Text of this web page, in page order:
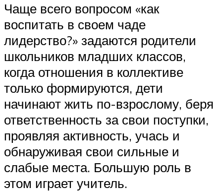
Чаще всего вопросом «как
воспитать в своем чаде
лидерство?» задаются родители
школьников младших классов,
когда отношения в коллективе
только формируются, дети
начинают жить по-взрослому, беря
ответственность за свои поступки,
проявляя активность, учась и
обнаруживая свои сильные и
слабые места. Большую роль в
этом играет учитель.